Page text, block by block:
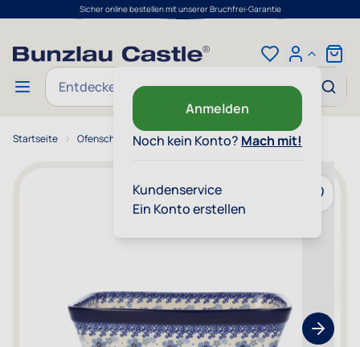
Sicher online bestellen mit unserer Bruchfrei-Garantie
Anmelden
Noch kein Konto? Mach mit!
Kundenservice
Ein Konto erstellen
Cart
Suche
Startseite Ofenschale Rechteckig 1880 ml - Spring Ballet
Zur
Show